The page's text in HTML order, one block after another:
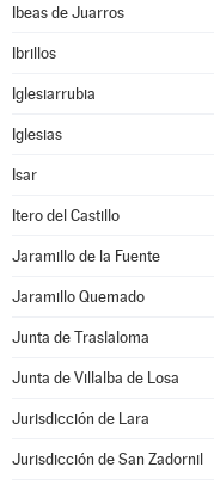
Ibeas de Juarros
Ibrillos
Iglesiarrubia
Iglesias
Isar
Itero del Castillo
Jaramillo de la Fuente
Jaramillo Quemado
Junta de Traslaloma
Junta de Villalba de Losa
Jurisdicción de Lara
Jurisdicción de San Zadornil